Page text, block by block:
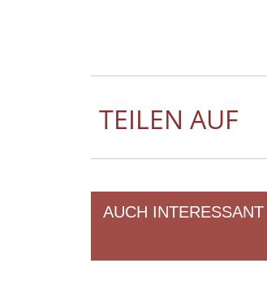
TEILEN AUF
AUCH INTERESSANT